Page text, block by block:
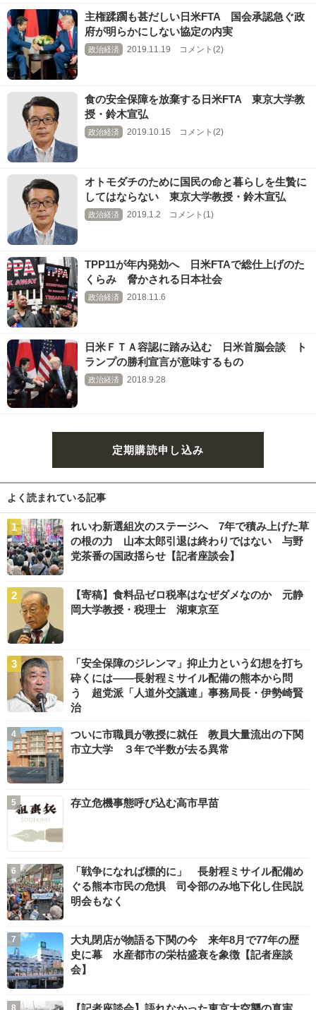
主権蹂躙も甚だしい日米FTA 国会承認急ぐ政
府が明らかにしない協定の内実
政治経済 2019.11.19 コメント(2)
食の安全保障を放棄する日米FTA 東京大学教
授・鈴木宣弘
政治経済 2019.10.15 コメント(2)
オトモダチのために国民の命と暮らしを生贄に
してはならない 東京大学教授・鈴木宣弘
政治経済 2019.1.2 コメント(1)
TPP11が年内発効へ 日米FTAで総仕上げのた
くらみ 脅かされる日本社会
政治経済 2018.11.6
日米ＦＴＡ容認に踏み込む 日米首脳会談 ト
ランプの勝利宣言が意味するもの
政治経済 2018.9.28
定期購読申し込み
よく読まれている記事
れいわ新選組次のステージへ 7年で積み上げた草
の根の力 山本太郎引退は終わりではない 与野
党茶番の国政揺らせ【記者座談会】
【寄稿】食料品ゼロ税率はなぜダメなのか 元静
岡大学教授・税理士 湖東京至
「安全保障のジレンマ」抑止力という幻想を打ち
砕くには――長射程ミサイル配備の熊本から問
う 超党派「人道外交議連」事務局長・伊勢崎賢
治
ついに市職員が教授に就任 教員大量流出の下関
市立大学 ３年で半数が去る異常
存立危機事態呼び込む高市早苗
「戦争になれば標的に」 長射程ミサイル配備め
ぐる熊本市民の危惧 司令部のみ地下化し住民説
明会もなく
大丸閉店が物語る下関の今 来年8月で77年の歴
史に幕 水産都市の栄枯盛衰を象徴【記者座談
会】